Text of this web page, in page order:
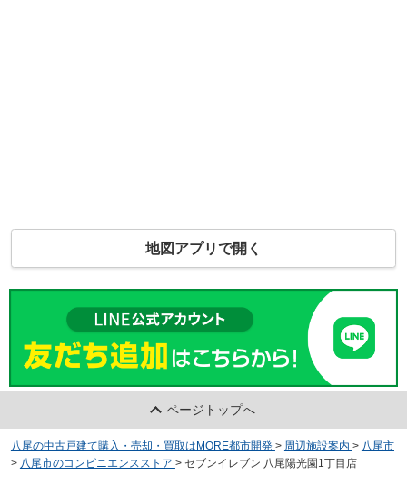
地図アプリで開く
ページトップへ
八尾の中古戸建て購入・売却・買取はMORE都市開発 > 周辺施設案内 > 八尾市
> 八尾市のコンビニエンスストア > セブンイレブン 八尾陽光園1丁目店